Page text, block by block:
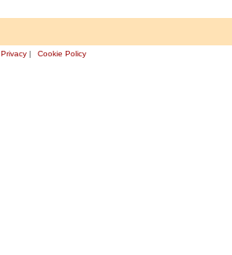
Privacy | Cookie Policy